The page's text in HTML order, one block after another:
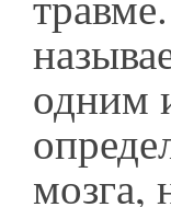
одним
мозга,